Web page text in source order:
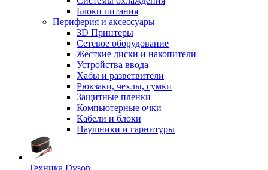
Блоки питания
Периферия и аксессуары
3D Принтеры
Сетевое оборудование
Жесткие диски и накопители
Устройства ввода
Хабы и разветвители
Рюкзаки, чехлы, сумки
Защитные пленки
Компьютерные очки
Кабели и блоки
Наушники и гарнитуры
Техника Dyson